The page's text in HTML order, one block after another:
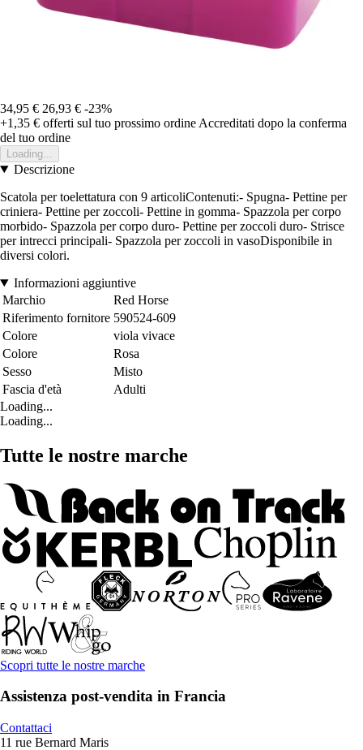
34,95 € 26,93 € -23%
+1,35 € offerti sul tuo prossimo ordine Accreditati dopo la conferma
del tuo ordine
Loading...
Descrizione
Scatola per toelettatura con 9 articoliContenuti:- Spugna- Pettine per
criniera- Pettine per zoccoli- Pettine in gomma- Spazzola per corpo
morbido- Spazzola per corpo duro- Pettine per zoccoli duro- Strisce
per intrecci principali- Spazzola per zoccoli in vasoDisponibile in
diversi colori.
Informazioni aggiuntive
Marchio
Red Horse
Riferimento fornitore 590524-609
Colore
viola vivace
Colore
Rosa
Sesso
Misto
Fascia d'età
Adulti
Loading...
Loading...
Tutte le nostre marche
Scopri tutte le nostre marche
Assistenza post-vendita in Francia
Contattaci
11 rue Bernard Maris